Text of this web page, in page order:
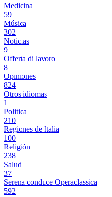
Medicina
59
Música
302
Noticias
9
Offerta di lavoro
8
Opiniones
824
Otros idiomas
1
Politica
210
Regiones de Italia
100
Religión
238
Salud
37
Serena conduce Operaclassica
592